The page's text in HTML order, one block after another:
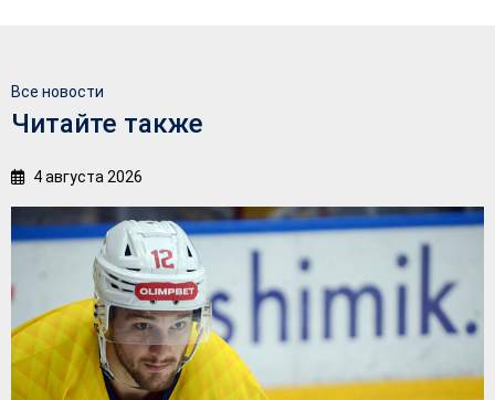
Все новости
Читайте также
4 августа 2026